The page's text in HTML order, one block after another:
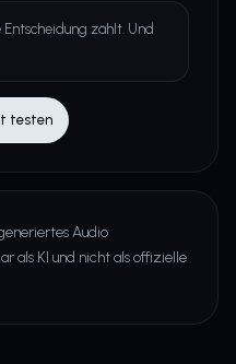
zählt. Und
testen
Audio
als KI und nicht als offizielle